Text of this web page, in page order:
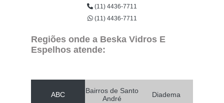
(11) 4436-7711
(11) 4436-7711
Regiões onde a Beska Vidros E
Espelhos atende:
ABC
Bairros de Santo
André
Diadema